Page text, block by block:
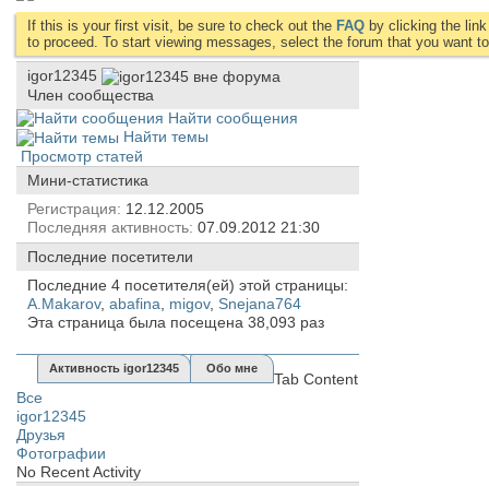
If this is your first visit, be sure to check out the FAQ by clicking the
to proceed. To start viewing messages, select the forum that you want
igor12345
Член сообщества
Найти сообщения
Найти темы
Просмотр статей
Мини-статистика
Регистрация
12.12.2005
Последняя активность 07.09.2012 21:30
Последние посетители
Последние 4 посетителя(ей) этой страницы:
A.Makarov, abafina migov, Snejana764
Эта страница была посещена 38,093 раз
Активность igor12345 Обо мне
Tab Content
Все
igor12345
Друзья
Фотографии
No Recent Activity